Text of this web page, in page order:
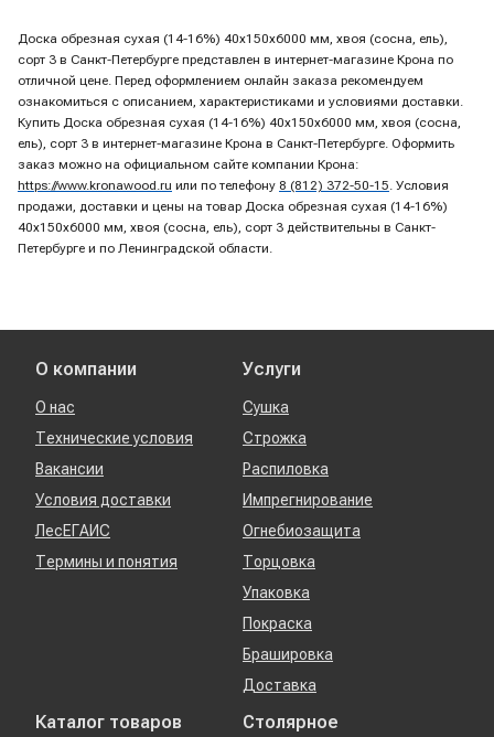
Доска обрезная сухая (14-16%) 40х150х6000 мм, хвоя (сосна, ель),
сорт 3 в Санкт-Петербурге представлен в интернет-магазине Крона по
отличной цене. Перед оформлением онлайн заказа рекомендуем
ознакомиться с описанием, характеристиками и условиями доставки.
Купить Доска обрезная сухая (14-16%) 40х150х6000 мм, хвоя (сосна,
ель), сорт 3 в интернет-магазине Крона в Санкт-Петербурге. Оформить
заказ можно на официальном сайте компании Крона:
https://www.kronawood.ru или по телефону 8 (812) 372-50-15. Условия
продажи, доставки и цены на товар Доска обрезная сухая (14-16%)
40х150х6000 мм, хвоя (сосна, ель), сорт 3 действительны в Санкт-
Петербурге и по Ленинградской области.
О компании
О нас
Технические условия
Вакансии
Условия доставки
ЛесЕГАИС
Термины и понятия
Услуги
Сушка
Строжка
Распиловка
Импрегнирование
Огнебиозащита
Торцовка
Упаковка
Покраска
Брашировка
Доставка
Каталог товаров
Столярное